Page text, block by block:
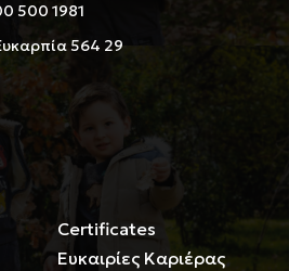
500 1981
564 29
Certificates
Ευκαιρίες Καριέρας